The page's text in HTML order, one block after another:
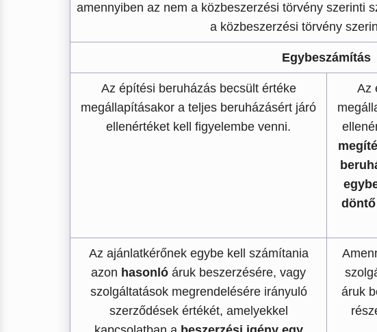
amennyiben az nem a közbeszerzési törvény szerinti
a közbeszerzési törvény
Egybeszámítás
Az építési beruházás becsült értéke
megállapításakor a teljes beruházásért járó
ellenértéket kell figyelembe venni.
Az
Az ajánlatkérőnek egybe kell számítania
azon hasonló áruk beszerzésére, vagy
szolgáltatások megrendelésére irányuló
szerződések értékét, amelyekkel
áruk